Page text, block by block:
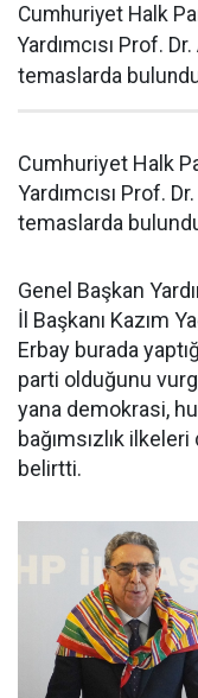
Cumhuriyet Halk
Yardımcısı Prof.
temaslarda
Cumhuriyet Halk
Yardımcısı Prof.
temaslarda
Genel Başkan
İl Başkanı Kazım
Erbay burada
parti olduğunu
yana demokrasi,
bağımsızlık
belirtti.